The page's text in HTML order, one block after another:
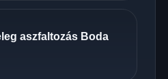
aszfaltozás Boda